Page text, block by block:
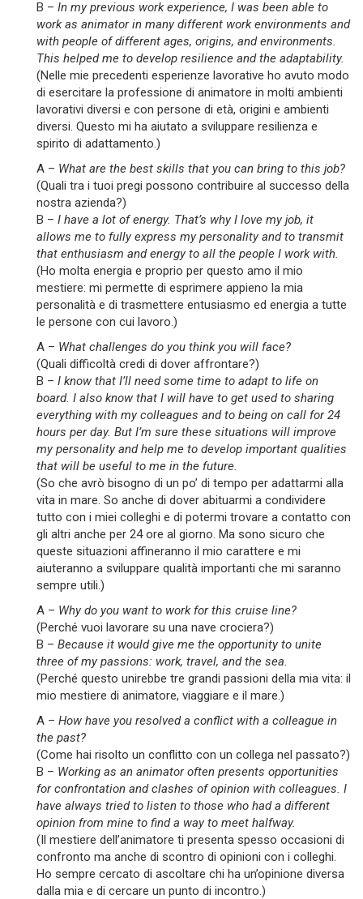
B – In my previous work experience, I was been able to
work as animator in many different work environments and
with people of different ages, origins, and environments.
This helped me to develop resilience and the adaptability.
(Nelle mie precedenti esperienze lavorative ho avuto modo
di esercitare la professione di animatore in molti ambienti
lavorativi diversi e con persone di età, origini e ambienti
diversi. Questo mi ha aiutato a sviluppare resilienza e
spirito di adattamento.)
A – What are the best skills that you can bring to this job?
(Quali tra i tuoi pregi possono contribuire al successo della
nostra azienda?)
B – I have a lot of energy. That’s why I love my job, it
allows me to fully express my personality and to transmit
that enthusiasm and energy to all the people I work with.
(Ho molta energia e proprio per questo amo il mio
mestiere: mi permette di esprimere appieno la mia
personalità e di trasmettere entusiasmo ed energia a tutte
le persone con cui lavoro.)
A – What challenges do you think you will face?
(Quali difficoltà credi di dover affrontare?)
B – I know that I’ll need some time to adapt to life on
board. I also know that I will have to get used to sharing
everything with my colleagues and to being on call for 24
hours per day. But I’m sure these situations will improve
my personality and help me to develop important qualities
that will be useful to me in the future.
(So che avrò bisogno di un po’ di tempo per adattarmi alla
vita in mare. So anche di dover abituarmi a condividere
tutto con i miei colleghi e di potermi trovare a contatto con
gli altri anche per 24 ore al giorno. Ma sono sicuro che
queste situazioni affineranno il mio carattere e mi
aiuteranno a sviluppare qualità importanti che mi saranno
sempre utili.)
A – Why do you want to work for this cruise line?
(Perché vuoi lavorare su una nave crociera?)
B – Because it would give me the opportunity to unite
three of my passions: work, travel, and the sea.
(Perché questo unirebbe tre grandi passioni della mia vita: il
mio mestiere di animatore, viaggiare e il mare.)
A – How have you resolved a conflict with a colleague in
the past?
(Come hai risolto un conflitto con un collega nel passato?)
B – Working as an animator often presents opportunities
for confrontation and clashes of opinion with colleagues. I
have always tried to listen to those who had a different
opinion from mine to find a way to meet halfway.
(Il mestiere dell’animatore ti presenta spesso occasioni di
confronto ma anche di scontro di opinioni con i colleghi.
Ho sempre cercato di ascoltare chi ha un’opinione diversa
dalla mia e di cercare un punto di incontro.)